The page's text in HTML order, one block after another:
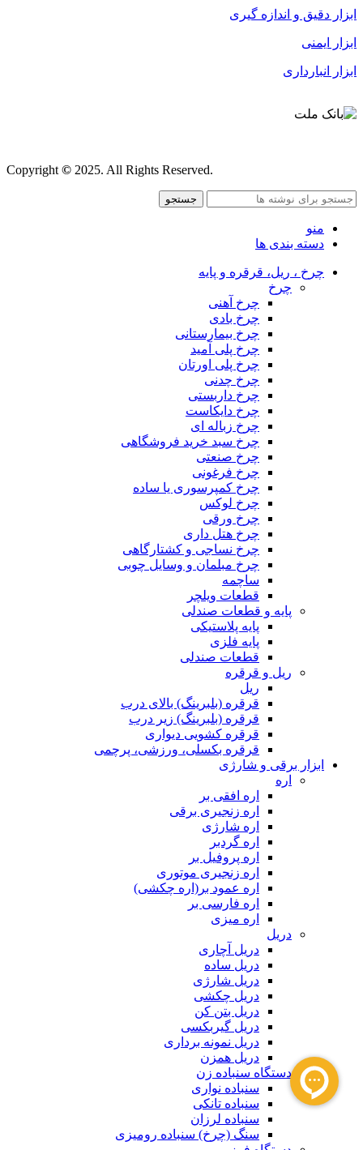
ابزار دقیق و اندازه گیری
ابزار ایمنی
ابزار انبارداری
Copyright© 2025. All Rights Reserved.
جستجو
منو
دسته بندی ها
چرخ ، ریل، قرقره و پایه
چرخ
چرخ آهنی
چرخ بادی
چرخ بیمارستانی
چرخ پلی آمید
چرخ پلی اورتان
چرخ چدنی
چرخ داربستی
چرخ دایکاست
چرخ زباله ای
چرخ سبد خرید فروشگاهی
چرخ صنعتی
چرخ فرغونی
چرخ کمپرسوری یا ساده
چرخ لوکس
چرخ ورقی
چرخ هتل داری
چرخ نساجی و کشتارگاهی
چرخ مبلمان و وسایل چوبی
ساچمه
قطعات ویلچر
پایه و قطعات صندلی
پایه پلاستیکی
پایه فلزی
قطعات صندلی
ریل و قرقره
ریل
قرقره (بلبرینگ) بالای درب
قرقره (بلبرینگ) زیر درب
قرقره کشویی دیواری
قرقره بکسلی، ورزشی، پرچمی
ابزار برقی و شارژی
اره
اره افقی بر
اره زنجیری برقی
اره شارژی
اره گردبر
اره پروفیل بر
اره زنجیری موتوری
اره عمود بر(اره چکشی)
اره فارسی بر
اره میزی
دریل
دریل آچاری
دریل ساده
دریل شارژی
دریل چکشی
دریل بتن کن
دریل گیربکسی
دریل نمونه برداری
دریل همزن
دستگاه سنباده زن
سنباده نواری
سنباده تانکی
سنباده لرزان
سنگ (چرخ) سنباده رومیزی